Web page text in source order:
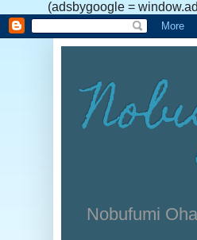
(adsbygoogle =
Nobufumi